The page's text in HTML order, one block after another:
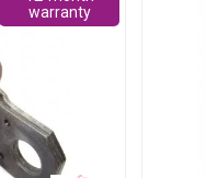
warranty